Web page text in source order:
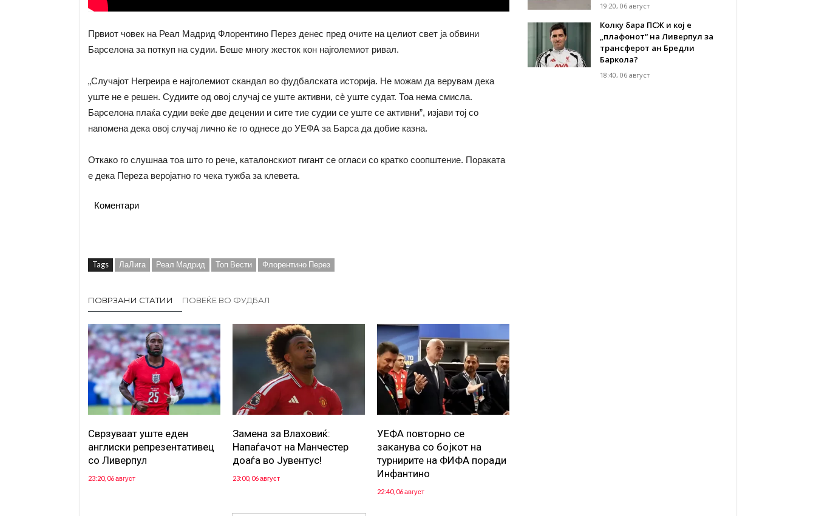
Првиот човек на Реал Мадрид Флорентино Перез денес пред очите на целиот свет ја обвини
Барселона за поткуп на судии. Беше многу жесток кон најголемиот ривал.
„Случајот Негреира е најголемиот скандал во фудбалската историја. Не можам да верувам дека
уште не е решен. Судиите од овој случај се уште активни, сè уште судат. Тоа нема смисла.
Барселона плаќа судии веќе две децении и сите тие судии се уште се активни”, изјави тој со
напомена дека овој случај лично ќе го однесе до УЕФА за Барса да добие казна.
Откако го слушнаа тоа што го рече, каталонскиот гигант се огласи со кратко соопштение. Пораката
е дека Переza веројатно го чека тужба за клевета.
Коментари
Tags ЛаЛига Реал Мадрид Топ Вести Флорентино Перез
ПОВРЗАНИ СТАТИИ ПОВЕЌЕ ВО ФУДБАЛ
Сврзуваат уште еден
англиски репрезентативец
со Ливерпул
23:20, 06 август
Замена за Влаховиќ:
Напаѓачот на Манчестер
доаѓа во Јувентус!
23:00, 06 август
УЕФА повторно се
заканува со бојкот на
турнирите на ФИФА поради
Инфантино
22:40, 06 август
19:20, 06 август
Колку бара ПСЖ и кој е
„плафонот“ на Ливерпул за
трансферот ан Бредли
Баркола?
18:40, 06 август